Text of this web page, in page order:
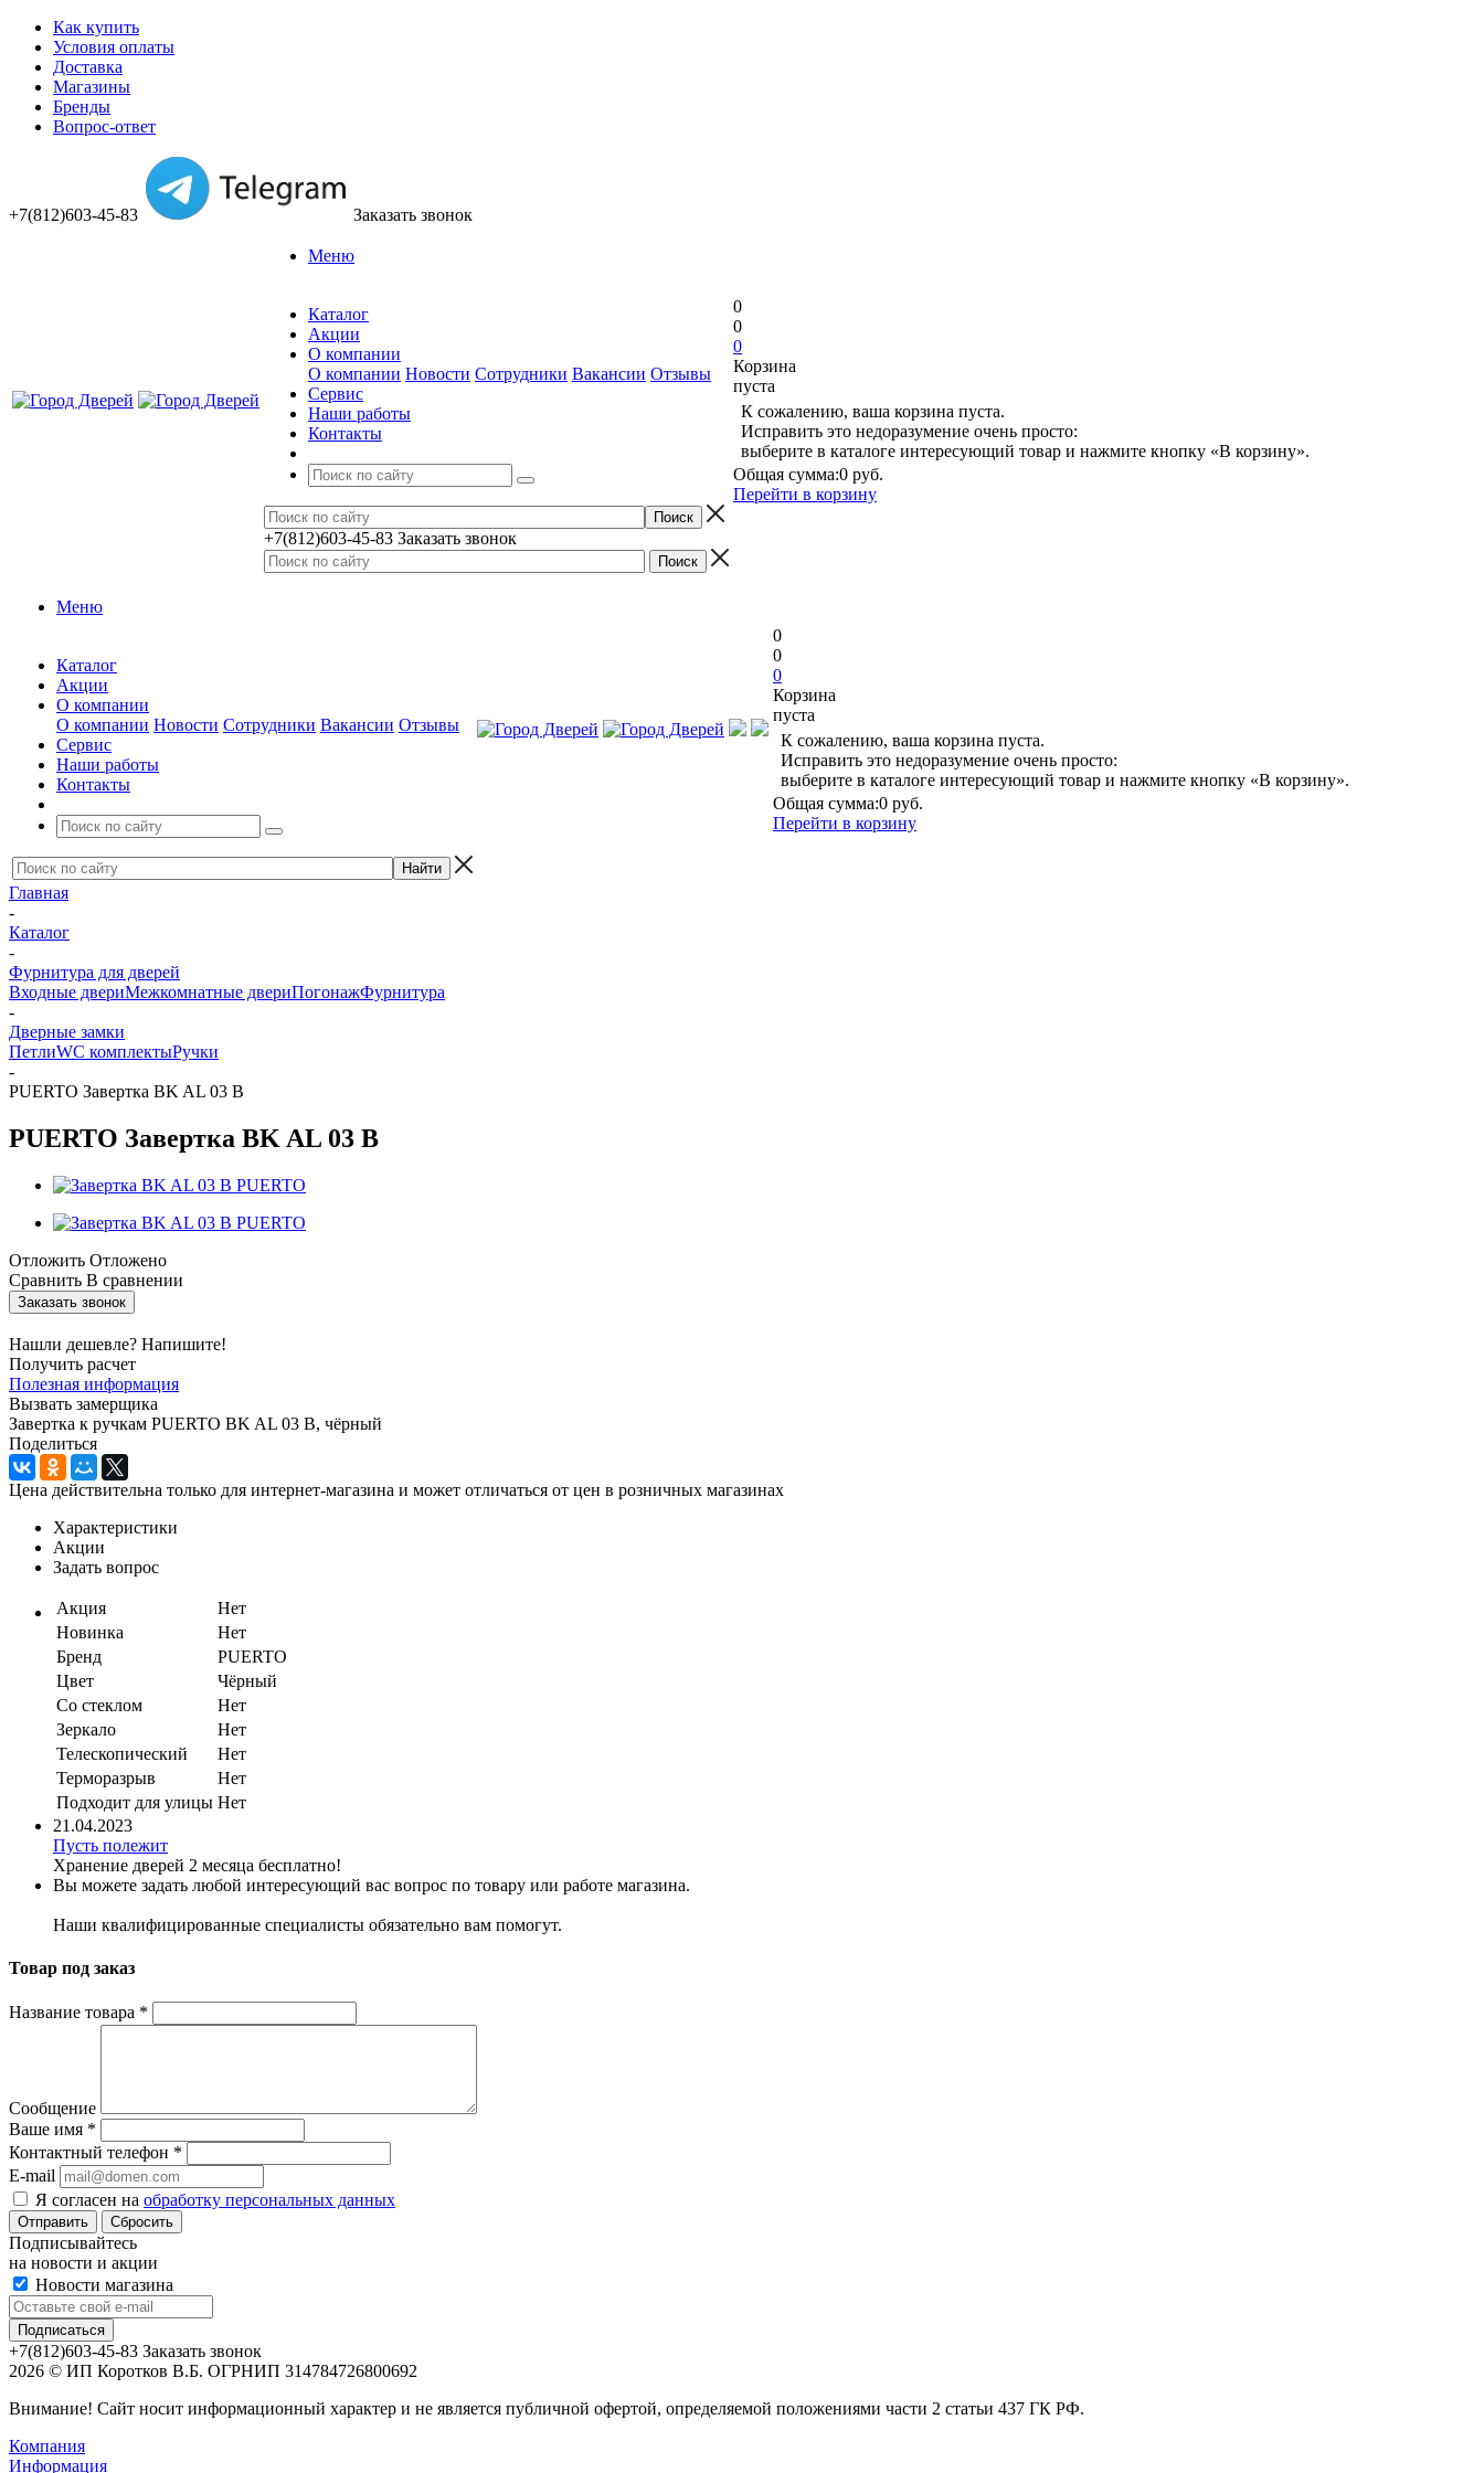
Как купить
Условия оплаты
Доставка
Магазины
Бренды
Вопрос-ответ
+7(812)603-45-83 Заказать звонок
Меню
Каталог
Акции
О компании
О компании Новости Сотрудники Вакансии Отзывы
Сервис
Наши работы
Контакты
+7(812)603-45-83 Заказать звонок
0
0
0
Корзина
пуста
К сожалению, ваша корзина пуста.
Исправить это недоразумение очень просто:
выберите в каталоге интересующий товар и нажмите кнопку «В корзину».
Общая сумма:0 руб.
Перейти в корзину
Меню
Каталог
Акции
О компании
О компании Новости Сотрудники Вакансии Отзывы
Сервис
Наши работы
Контакты
0
0
0
Корзина
пуста
К сожалению, ваша корзина пуста.
Исправить это недоразумение очень просто:
выберите в каталоге интересующий товар и нажмите кнопку «В корзину».
Общая сумма:0 руб.
Перейти в корзину
Главная
-
Каталог
-
Фурнитура для дверей
Входные двериМежкомнатные двериПогонажФурнитура
-
Дверные замки
ПетлиWC комплектыРучки
-
PUERTO Завертка BK AL 03 B
PUERTO Завертка BK AL 03 B
Отложить Отложено
Сравнить В сравнении
Заказать звонок
Нашли дешевле? Напишите!
Получить расчет
Полезная информация
Вызвать замерщика
Завертка к ручкам PUERTO BK AL 03 B, чёрный
Поделиться
Цена действительна только для интернет-магазина и может отличаться от цен в розничных магазинах
Характеристики
Акции
Задать вопрос
Акция
Нет
Новинка
Нет
Бренд
PUERTO
Цвет
Чёрный
Со стеклом
Нет
Зеркало
Нет
Телескопический
Нет
Терморазрыв
Нет
Подходит для улицы Нет
21.04.2023
Пусть полежит
Хранение дверей 2 месяца бесплатно!
Вы можете задать любой интересующий вас вопрос по товару или работе магазина.
Наши квалифицированные специалисты обязательно вам помогут.
Товар под заказ
Название товара *
Сообщение
Ваше имя *
Контактный телефон *
E-mail
Я согласен на обработку персональных данных
Сбросить
Подписывайтесь
на новости и акции
Новости магазина
+7(812)603-45-83 Заказать звонок
2026 © ИП Коротков В.Б. ОГРНИП 314784726800692
Внимание! Сайт носит информационный характер и не является публичной офертой, определяемой положениями части 2 статьи 437 ГК РФ.
Компания
Информация